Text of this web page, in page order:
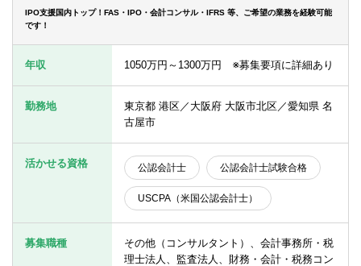
監査法人の求人
USCPA（米国公認会計士）の求人
個別転職相談会・セミナー
転職お役立ち情報
ご利用ガイド
非公開求人とは？
IPO支援国内トップ！FAS・IPO・会計コンサル・IFRS 等、ご希望の業務を経験可能
です！
年収 1050万円～1300万円 ※募集要項に詳細あり
勤務地
東京都 港区／大阪府 大阪市北区／愛知県 名
古屋市
活かせる資格 公認会計士 公認会計士試験合格
USCPA（米国公認会計士）
募集職種
その他（コンサルタント）、会計事務所・税
理士法人、監査法人、財務・会計・税務コン